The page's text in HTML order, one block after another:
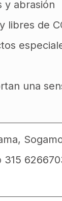
y abrasión
libres de
una